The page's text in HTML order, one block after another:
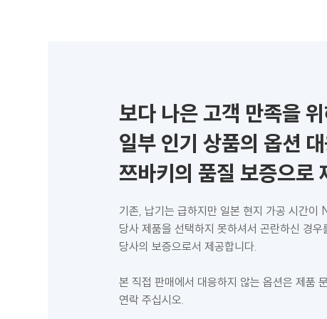
보다 나은 고객 만족을
일부 인기 상품의 옵션
쯔바키의 품질 보증으로
기존, 납기는 급하지만 일본 현지 가공 시간이
당사 제품을 선택하지 못하셔서 곤란하신 경우
당사의 보증으로서 제공합니다.
본 직접 판매에서 대응하지 않는 옵션은 제품
연락 주십시오.